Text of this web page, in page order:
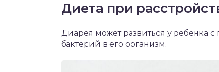
Диета при
Диарея может развиться у ребёнка
бактерий в его организм.